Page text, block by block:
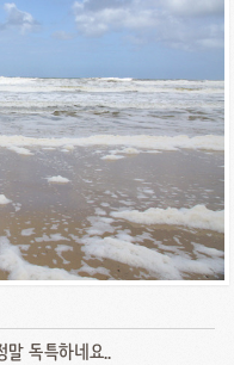
말 독특하네요..